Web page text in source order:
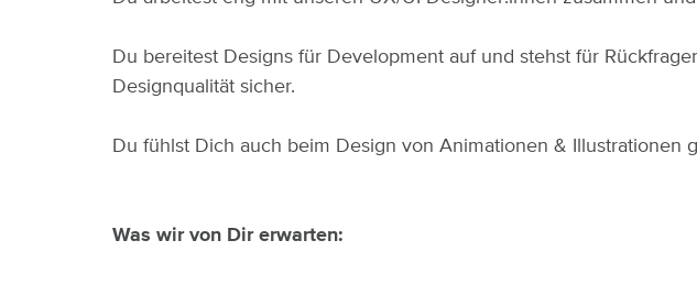
Du bereitest Designs für Development auf und stehst für
Designqualität sicher.
Du fühlst Dich auch beim Design von Animationen & Illustrationen
Was wir von Dir erwarten: